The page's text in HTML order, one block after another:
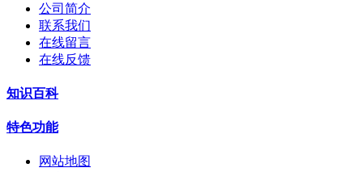
公司简介
联系我们
在线留言
在线反馈
知识百科
特色功能
网站地图